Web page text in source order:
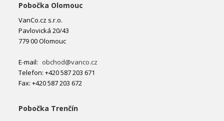
Pobočka Olomouc
VanCo.cz s.r.o.
Pavlovická 20/43
779 00 Olomouc
E-mail: obchod@vanco.cz
Telefon: +420 587 203 671
Fax: +420 587 203 672
Pobočka Trenčín